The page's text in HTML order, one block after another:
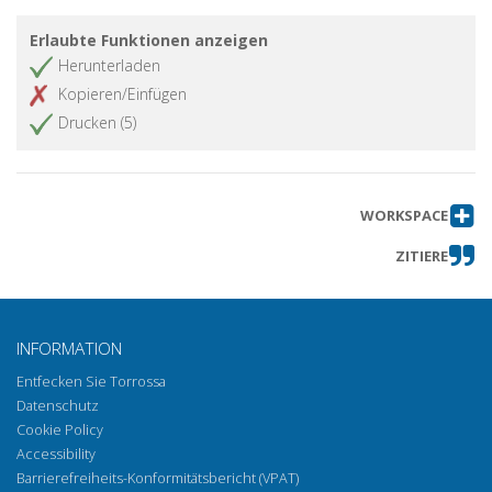
Erlaubte Funktionen anzeigen
Herunterladen
Kopieren/Einfügen
Drucken (5)
WORKSPACE
ZITIERE
INFORMATION
Entfecken Sie Torrossa
Datenschutz
Cookie Policy
Accessibility
Barrierefreiheits-Konformitätsbericht (VPAT)